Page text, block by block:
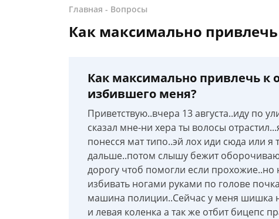
Главная - Вопросы
Как максимально
Как максимально привлечь к
избившего меня?
Приветствую..вчера 13 августа..иду по
сказал мне-ни хера ты волосы
понесся мат типо..эй лох иди сюда или
дальше..потом слышу бежит
дорогу чтоб помогли если
избивать ногами руками по голове
машина полиции..Сейчас у меня шишка
и левая коленка а так же отбит бицепс